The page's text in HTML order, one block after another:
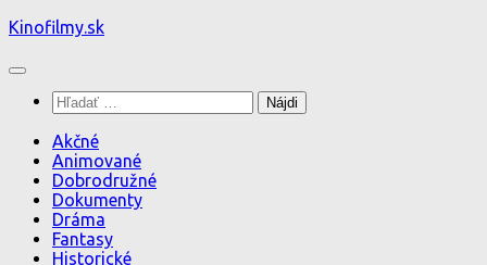
Preskočiť
obsah
Kinofilmy.sk
Hľadať:
Akčné
Animované
Dobrodružné
Dokumenty
Dráma
Fantasy
Historické